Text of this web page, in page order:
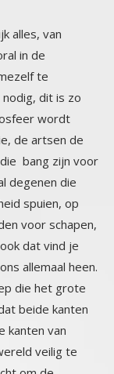
alles, van
in de
mezelf te
dit is zo
wordt
artsen de
zijn voor
die
spuien, op
schapen,
dat vind je
allemaal heen.
die het grote
beide kanten
kanten van
veilig te
vecht om de
inzien dat er
in de kern
in hetzelfde
beiden zijn in